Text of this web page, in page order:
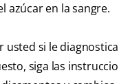
azúcar en la sangre.
usted si le
siga las